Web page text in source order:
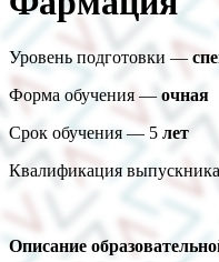
Уровень подготовки —
Форма обучения —очная
Срок обучения — 5 лет
Квалификация
Описание